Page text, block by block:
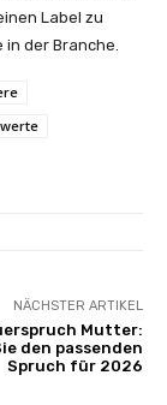
Label zu
der Branche.
NÄCHSTER ARTIKEL
Mutter:
den passenden
Spruch für 2026